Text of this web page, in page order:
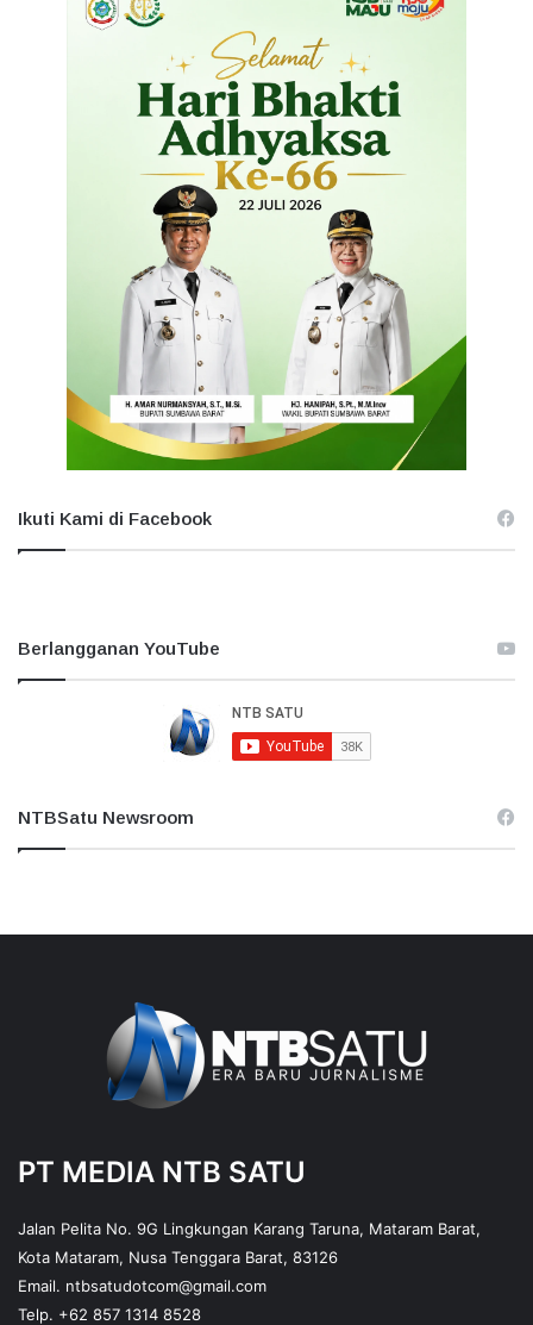
Ikuti Kami di Facebook
Berlangganan YouTube
NTBSatu Newsroom
PT MEDIA NTB SATU
Jalan Pelita No. 9G Lingkungan Karang Taruna, Mataram Barat,
Kota Mataram, Nusa Tenggara Barat, 83126
Email. ntbsatudotcom@gmail.com
Telp. +62 857 1314 8528